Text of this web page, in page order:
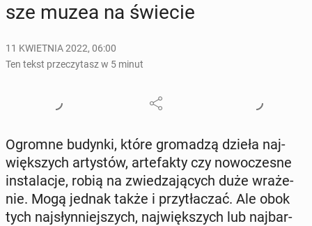
sze muzea na świecie
11 KWIETNIA 2022, 06:00
Ten tekst przeczytasz w 5 minut
Ogromne budynki, które gro­ma­dzą dzieła naj­
więk­szych ar­ty­stów, ar­te­fak­ty czy no­wo­cze­sne
in­sta­la­cje, robią na zwie­dza­ją­cych duże wra­że­
nie. Mogą jednak także i przy­tła­czać. Ale obok
tych naj­słyn­niej­szych, naj­więk­szych lub naj­bar­